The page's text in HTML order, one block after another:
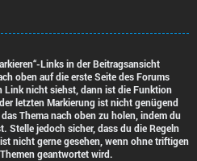
Links in der Beitragsansicht
oben auf die erste Seite des Forums
Link nicht siehst, dann ist die Funktion
letzten Markierung ist nicht genügend
Thema nach oben zu holen, indem du
Stelle jedoch sicher, dass du die Regeln
nicht gerne gesehen, wenn ohne triftigen
geantwortet wird.